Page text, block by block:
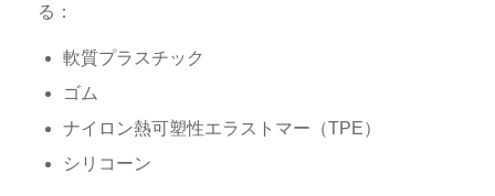
る：
軟質プラスチック
ゴム
ナイロン熱可塑性エラストマー（TPE）
シリコーン